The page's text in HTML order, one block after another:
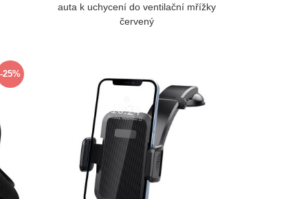
auta k uchycení do ventilační mřížky
červený
-25%